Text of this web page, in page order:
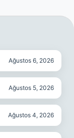
Ağustos 6, 2026
Ağustos 5, 2026
Ağustos 4, 2026